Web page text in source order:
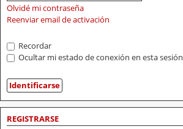
Olvidé mi contraseña
Reenviar email de activación
Recordar
Ocultar mi estado de conexión en esta sesión
REGISTRARSE